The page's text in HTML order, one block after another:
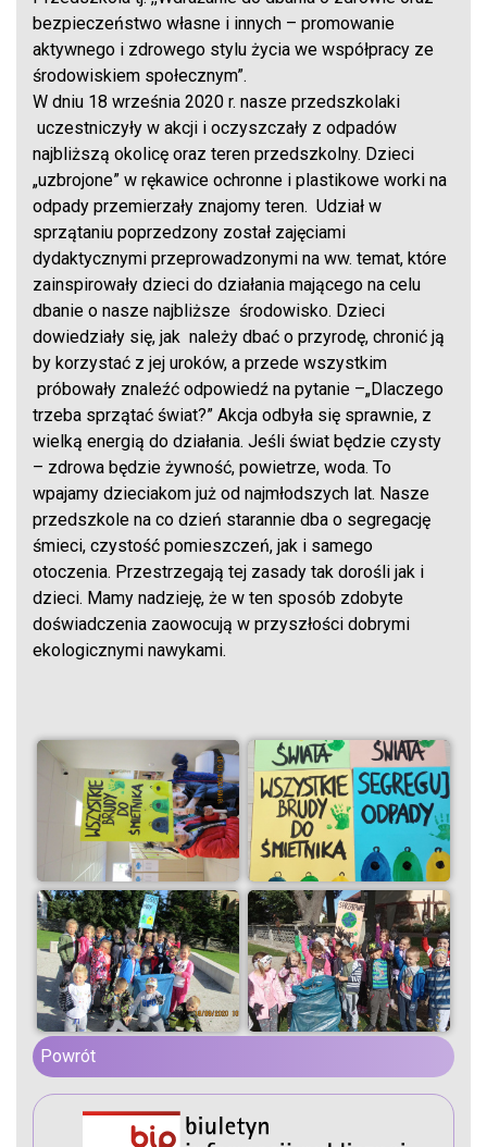
bezpieczeństwo własne i innych – promowanie
aktywnego i zdrowego stylu życia we współpracy ze
środowiskiem społecznym”.
W dniu 18 września 2020 r. nasze przedszkolaki
uczestniczyły w akcji i oczyszczały z odpadów
najbliższą okolicę oraz teren przedszkolny. Dzieci
„uzbrojone” w rękawice ochronne i plastikowe worki na
odpady przemierzały znajomy teren. Udział w
sprzątaniu poprzedzony został zajęciami
dydaktycznymi przeprowadzonymi na ww. temat, które
zainspirowały dzieci do działania mającego na celu
dbanie o nasze najbliższe środowisko. Dzieci
dowiedziały się, jak należy dbać o przyrodę, chronić ją
by korzystać z jej uroków, a przede wszystkim
próbowały znaleźć odpowiedź na pytanie –„Dlaczego
trzeba sprzątać świat?” Akcja odbyła się sprawnie, z
wielką energią do działania. Jeśli świat będzie czysty
– zdrowa będzie żywność, powietrze, woda. To
wpajamy dzieciakom już od najmłodszych lat. Nasze
przedszkole na co dzień starannie dba o segregację
śmieci, czystość pomieszczeń, jak i samego
otoczenia. Przestrzegają tej zasady tak dorośli jak i
dzieci. Mamy nadzieję, że w ten sposób zdobyte
doświadczenia zaowocują w przyszłości dobrymi
ekologicznymi nawykami.
Powrót